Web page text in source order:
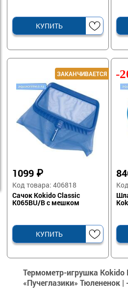
КУПИТЬ
1099 ₽
Код товара: 406818
Сачок Kokido Classic
K065BU/B с мешком
КУПИТЬ
-
Термометр-игрушка Kokido
«Пучеглазики» Тюлененок